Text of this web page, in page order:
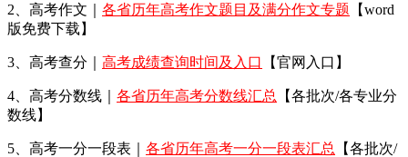
2、高考作文｜ 各省历年高考作文题目及满分作文专题 【word
版免费下载】
3、高考查分｜ 高考成绩查询时间及入口 【官网入口】
4、高考分数线｜ 各省历年高考分数线汇总
【各批次/各专业分
数线】
5、高考一分一段表｜ 各省历年高考一分一段表汇总
【各批次/